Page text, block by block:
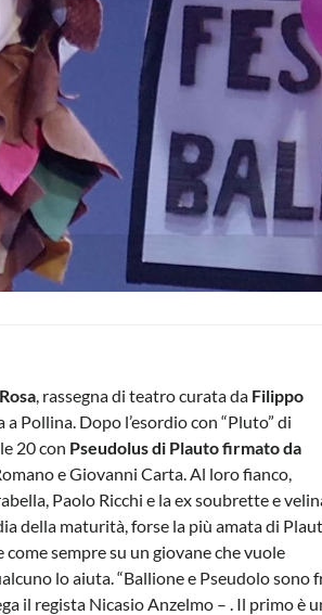
, rassegna di teatro curata da Filippo
Pollina. Dopo l’esordio con “Pluto” di
20 con Pseudolus di Plauto firmato da
e Giovanni Carta. Al loro fianco,
Paolo Ricchi e la ex soubrette e
della maturità, forse la più amata di
sempre su un giovane che vuole
lo aiuta. “Ballione e Pseudolo sono
il regista Nicasio Anzelmo – . Il primo è